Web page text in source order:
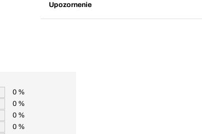
Upozornenie
0 %
0 %
0 %
0 %